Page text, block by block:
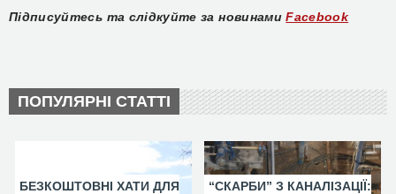
Підписуйтесь та слідкуйте за новинами Facebook
ПОПУЛЯРНІ СТАТТІ
БЕЗКОШТОВНІ ХАТИ ДЛЯ
“СКАРБИ” З КАНАЛІЗАЦІЇ: